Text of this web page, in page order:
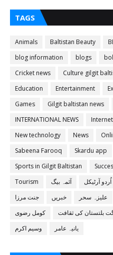
TAGS
Animals Baltistan Beauty
blog information
blogs
Cricket news
Culture gilgit
Education
Entertainment
Games
Gilgit baltistan news
INTERNATIONAL NEWS
Internet
New technology
News
Sabeena Farooq
Skardu app
Sports in Gilgit Baltistan
Tourism
آئمہ بیگ اُردو آرٹیکل
جنت مرزا
خبریں علیزہ سحر
کومل رضوی
بلتستان کی ثقافت
وسیم اکرم
یانیہ عامر